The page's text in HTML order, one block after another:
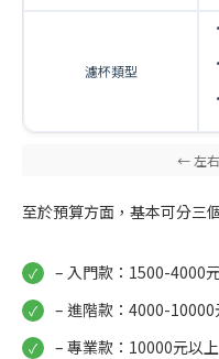
濾杯類型
至於預算方面，基本可分三
– 入門款：1500-4000
– 進階款：4000-
– 專業款：10000元以